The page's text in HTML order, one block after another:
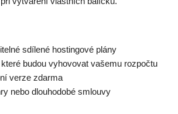
sdílené hostingové plány
budou vyhovovat vašemu rozpočtu
verze zdarma
nebo dlouhodobé smlouvy